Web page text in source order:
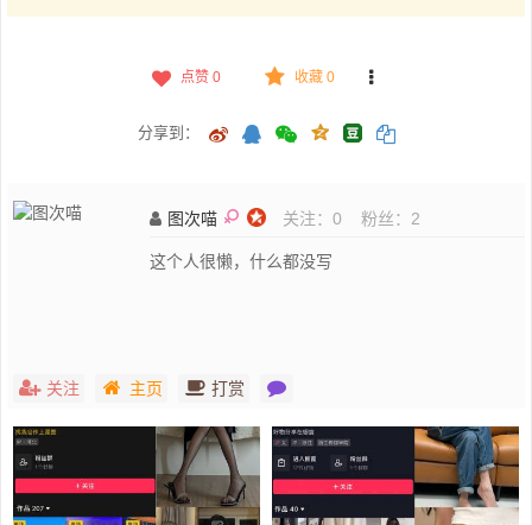
点赞 0 收藏 0
分享到：
图次喵 关注： 0 粉丝： 2
这个人很懒，什么都没写
关注 主页 打赏